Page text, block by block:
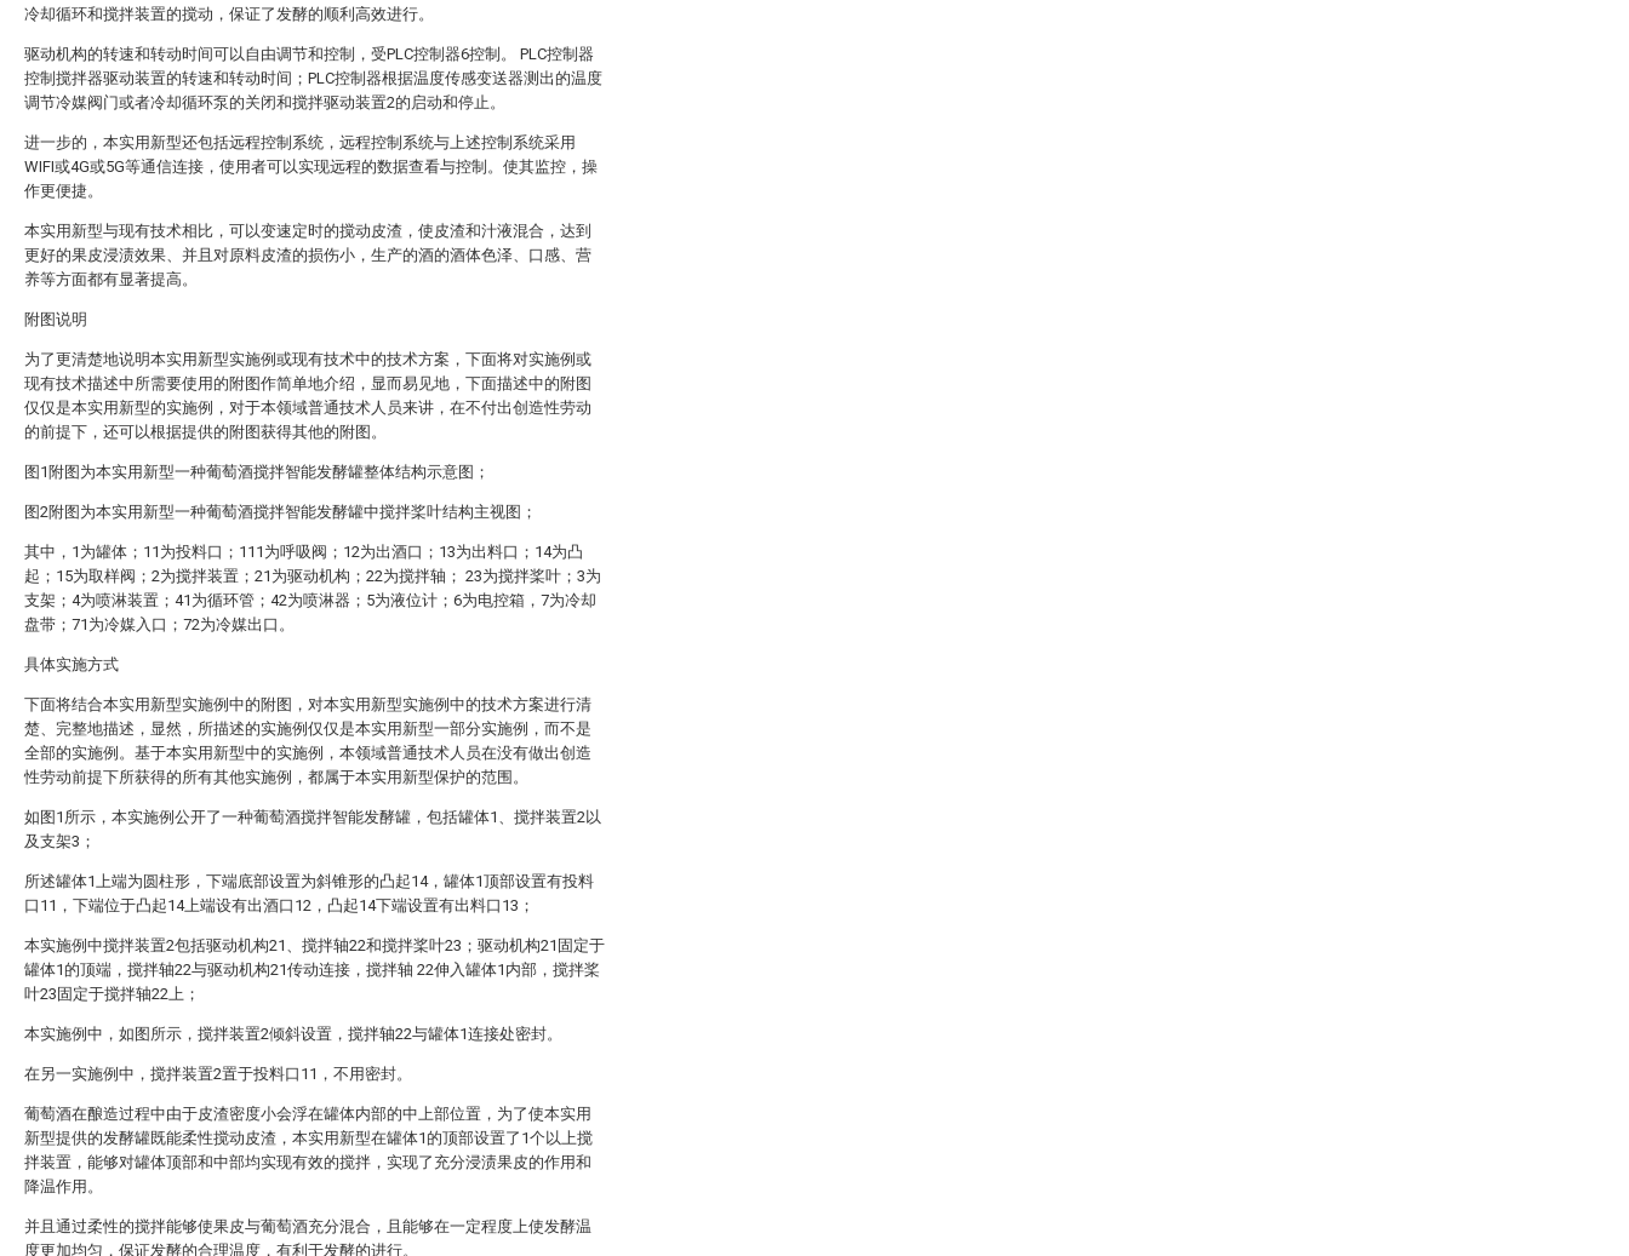
冷却循环和搅拌装置的搅动，保证了发酵的顺利高效进行。
驱动机构的转速和转动时间可以自由调节和控制，受PLC控制器6控制。 PLC控制器
控制搅拌器驱动装置的转速和转动时间；PLC控制器根据温度传感变送器测出的温度
调节冷媒阀门或者冷却循环泵的关闭和搅拌驱动装置2的启动和停止。
进一步的，本实用新型还包括远程控制系统，远程控制系统与上述控制系统采用
WIFI或4G或5G等通信连接，使用者可以实现远程的数据查看与控制。使其监控，操
作更便捷。
本实用新型与现有技术相比，可以变速定时的搅动皮渣，使皮渣和汁液混合，达到
更好的果皮浸渍效果、并且对原料皮渣的损伤小，生产的酒的酒体色泽、口感、营
养等方面都有显著提高。
附图说明
为了更清楚地说明本实用新型实施例或现有技术中的技术方案，下面将对实施例或
现有技术描述中所需要使用的附图作简单地介绍，显而易见地，下面描述中的附图
仅仅是本实用新型的实施例，对于本领域普通技术人员来讲，在不付出创造性劳动
的前提下，还可以根据提供的附图获得其他的附图。
图1附图为本实用新型一种葡萄酒搅拌智能发酵罐整体结构示意图；
图2附图为本实用新型一种葡萄酒搅拌智能发酵罐中搅拌桨叶结构主视图；
其中，1为罐体；11为投料口；111为呼吸阀；12为出酒口；13为出料口；14为凸
起；15为取样阀；2为搅拌装置；21为驱动机构；22为搅拌轴； 23为搅拌桨叶；3为
支架；4为喷淋装置；41为循环管；42为喷淋器；5为液位计；6为电控箱，7为冷却
盘带；71为冷媒入口；72为冷媒出口。
具体实施方式
下面将结合本实用新型实施例中的附图，对本实用新型实施例中的技术方案进行清
楚、完整地描述，显然，所描述的实施例仅仅是本实用新型一部分实施例，而不是
全部的实施例。基于本实用新型中的实施例，本领域普通技术人员在没有做出创造
性劳动前提下所获得的所有其他实施例，都属于本实用新型保护的范围。
如图1所示，本实施例公开了一种葡萄酒搅拌智能发酵罐，包括罐体1、搅拌装置2以
及支架3；
所述罐体1上端为圆柱形，下端底部设置为斜锥形的凸起14，罐体1顶部设置有投料
口11，下端位于凸起14上端设有出酒口12，凸起14下端设置有出料口13；
本实施例中搅拌装置2包括驱动机构21、搅拌轴22和搅拌桨叶23；驱动机构21固定于
罐体1的顶端，搅拌轴22与驱动机构21传动连接，搅拌轴 22伸入罐体1内部，搅拌桨
叶23固定于搅拌轴22上；
本实施例中，如图所示，搅拌装置2倾斜设置，搅拌轴22与罐体1连接处密封。
在另一实施例中，搅拌装置2置于投料口11，不用密封。
葡萄酒在酿造过程中由于皮渣密度小会浮在罐体内部的中上部位置，为了使本实用
新型提供的发酵罐既能柔性搅动皮渣，本实用新型在罐体1的顶部设置了1个以上搅
拌装置，能够对罐体顶部和中部均实现有效的搅拌，实现了充分浸渍果皮的作用和
降温作用。
并且通过柔性的搅拌能够使果皮与葡萄酒充分混合，且能够在一定程度上使发酵温
度更加均匀，保证发酵的合理温度，有利于发酵的进行。